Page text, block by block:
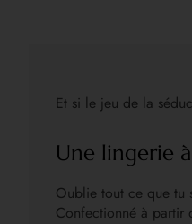
Et si le jeu de la
Une lingerie
Oublie tout ce que tu
Confectionné à partir